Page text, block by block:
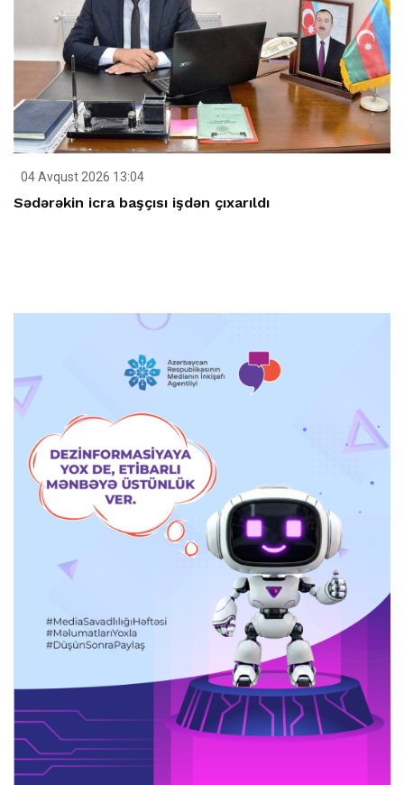
04 Avqust 2026 13:04
Sədərəkin icra başçısı işdən çıxarıldı